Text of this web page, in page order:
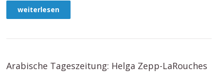
weiterlesen
Arabische Tageszeitung: Helga Zepp-LaRouches